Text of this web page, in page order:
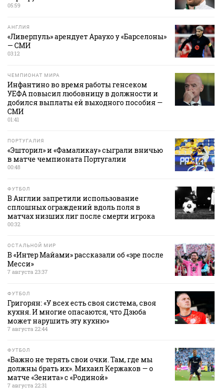
05:59
АНГЛИЯ
«Ливерпуль» арендует Араухо у «Барселоны»
— СМИ
03:12
ЧЕМПИОНАТ МИРА
Инфантино во время работы генсеком
УЕФА повысил любовницу в должности и
добился выплаты ей выходного пособия —
СМИ
01:41
ПОРТУГАЛИЯ
«Эшторил» и «Фамаликау» сыграли вничью
в матче чемпионата Португалии
00:48
ФУТБОЛ
В Англии запретили использование
сплошных ограждений вдоль поля в
матчах низших лиг после смерти игрока
00:32
ОСТАЛЬНОЙ МИР
В «Интер Майами» рассказали об «эре после
Месси»
7 августа 23:37
ФУТБОЛ
Григорян: «У всех есть своя система, своя
кухня. И многие опасаются, что Дзюба
может нарушить эту кухню»
7 августа 22:44
ФУТБОЛ
«Важно не терять свои очки. Там, где мы
должны брать их». Михаил Кержаков — о
матче «Зенита» с «Родиной»
7 августа 22:31